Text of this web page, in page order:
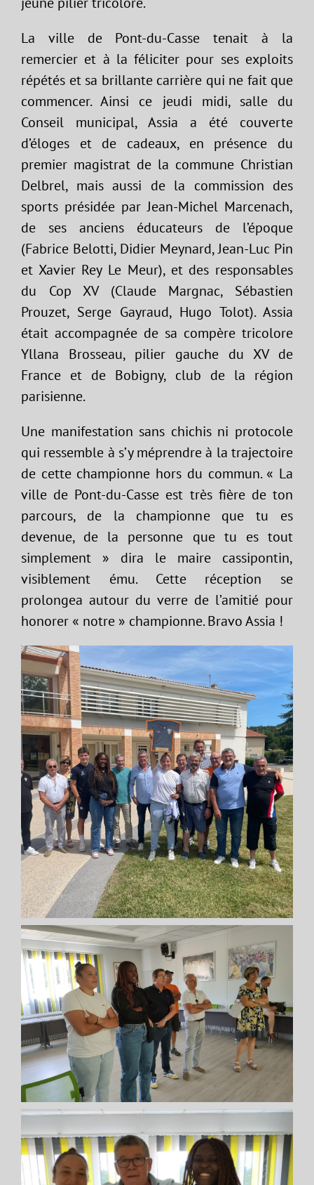
La ville de Pont-du-Casse tenait à la
remercier et à la féliciter pour ses exploits
répétés et sa brillante carrière qui ne fait que
commencer. Ainsi ce jeudi midi, salle du
Conseil municipal, Assia a été couverte
d’éloges et de cadeaux, en présence du
premier magistrat de la commune Christian
Delbrel, mais aussi de la commission des
sports présidée par Jean-Michel Marcenach,
de ses anciens éducateurs de l’époque
(Fabrice Belotti, Didier Meynard, Jean-Luc Pin
et Xavier Rey Le Meur), et des responsables
du Cop XV (Claude Margnac, Sébastien
Prouzet, Serge Gayraud, Hugo Tolot). Assia
était accompagnée de sa compère tricolore
Yllana Brosseau, pilier gauche du XV de
France et de Bobigny, club de la région
parisienne.
Une manifestation sans chichis ni protocole
qui ressemble à s’y méprendre à la trajectoire
de cette championne hors du commun. « La
ville de Pont-du-Casse est très fière de ton
parcours, de la championne que tu es
devenue, de la personne que tu es tout
simplement » dira le maire cassipontin,
visiblement ému. Cette réception se
prolongea autour du verre de l’amitié pour
honorer « notre » championne. Bravo Assia !